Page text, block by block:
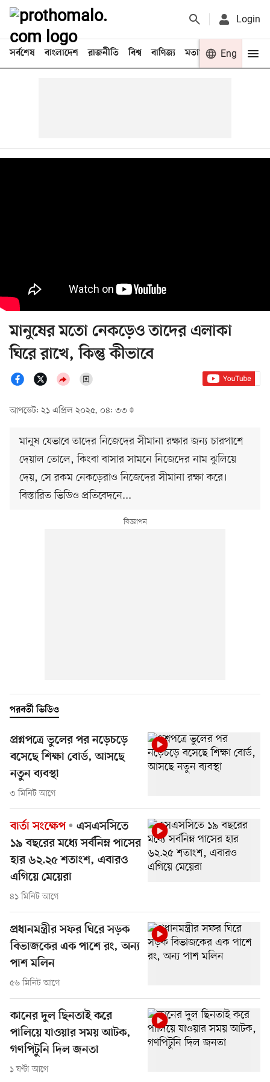
Login
সর্বশেষ বাংলাদেশ রাজনীতি বিশ্ব বাণিজ্য মতামত খেলা
Eng
মানুষের মতো নেকড়েও তাদের এলাকা
ঘিরে রাখে, কিন্তু কীভাবে
আপডেট: ২১ এপ্রিল ২০২৫, ০৪: ৩৩
মানুষ যেভাবে তাদের নিজেদের সীমানা রক্ষার জন্য চারপাশে
দেয়াল তোলে, কিংবা বাসার সামনে নিজেদের নাম ঝুলিয়ে
দেয়, সে রকম নেকড়েরাও নিজেদের সীমানা রক্ষা করে।
বিস্তারিত ভিডিও প্রতিবেদনে...
পরবর্তী ভিডিও
প্রশ্নপত্রে ভুলের পর নড়েচড়ে
বসেছে শিক্ষা বোর্ড, আসছে
নতুন ব্যবস্থা
৩ মিনিট আগে
বার্তা সংক্ষেপ
এসএসসিতে
১৯ বছরের মধ্যে সর্বনিম্ন পাসের
হার ৬২.২৫ শতাংশ, এবারও
এগিয়ে মেয়েরা
৪১ মিনিট আগে
প্রধানমন্ত্রীর সফর ঘিরে সড়ক
বিভাজকের এক পাশে রং, অন্য
পাশ মলিন
৫৬ মিনিট আগে
কানের দুল ছিনতাই করে
পালিয়ে যাওয়ার সময় আটক,
গণপিটুনি দিল জনতা
১ ঘণ্টা আগে